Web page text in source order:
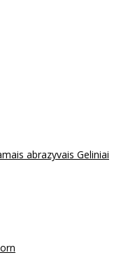
abrazyvais Geliniai